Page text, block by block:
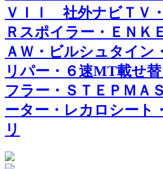
ＶＩＩ 社外ナビＴＶ
Ｒスポイラー・ＥＮＫ
ＡＷ・ビルシュタイン
リパー・６速MT載せ
フラー・ＳＴＥＰＭＡ
ーター・レカロシート
リ